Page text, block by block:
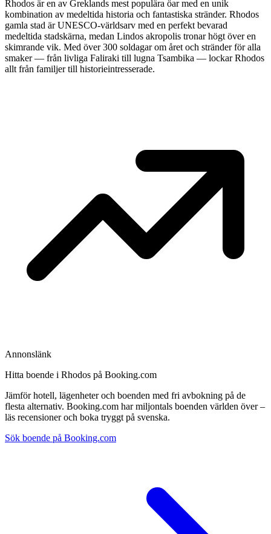
Rhodos är en av Greklands mest populära öar med en unik
kombination av medeltida historia och fantastiska stränder. Rhodos
gamla stad är UNESCO-världsarv med en perfekt bevarad
medeltida stadskärna, medan Lindos akropolis tronar högt över en
skimrande vik. Med över 300 soldagar om året och stränder för alla
smaker — från livliga Faliraki till lugna Tsambika — lockar Rhodos
allt från familjer till historieintresserade.
Annonslänk
Hitta boende i Rhodos på Booking.com
Jämför hotell, lägenheter och boenden med fri avbokning på de
flesta alternativ. Booking.com har miljontals boenden världen över –
läs recensioner och boka tryggt på svenska.
Sök boende på Booking.com